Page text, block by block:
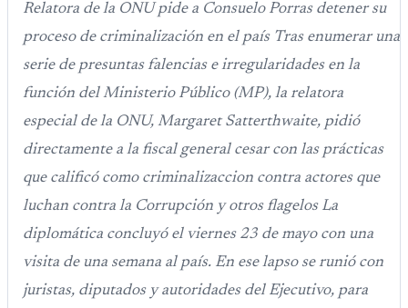
Relatora de la ONU pide a Consuelo Porras detener su
proceso de criminalización en el país Tras enumerar una
serie de presuntas falencias e irregularidades en la
función del Ministerio Público (MP), la relatora
especial de la ONU, Margaret Satterthwaite, pidió
directamente a la fiscal general cesar con las prácticas
que calificó como criminalizaccion contra actores que
luchan contra la Corrupción y otros flagelos La
diplomática concluyó el viernes 23 de mayo con una
visita de una semana al país. En ese lapso se runió con
juristas, diputados y autoridades del Ejecutivo, para